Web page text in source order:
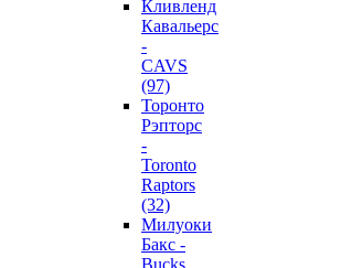
Кливленд
Кавальерс
-
CAVS
(97)
Торонто
Рэпторс
-
Toronto
Raptors
(32)
Милуоки
Бакс -
Bucks